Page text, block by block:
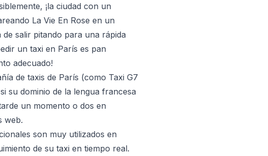
¡la ciudad con un
La Vie En Rose en un
salir pitando para una rápida
un taxi en París es pan
adecuado!
de taxis de París (como Taxi G7
su dominio de la lengua francesa
un momento o dos en
web.
son muy utilizados en
de su taxi en tiempo real.